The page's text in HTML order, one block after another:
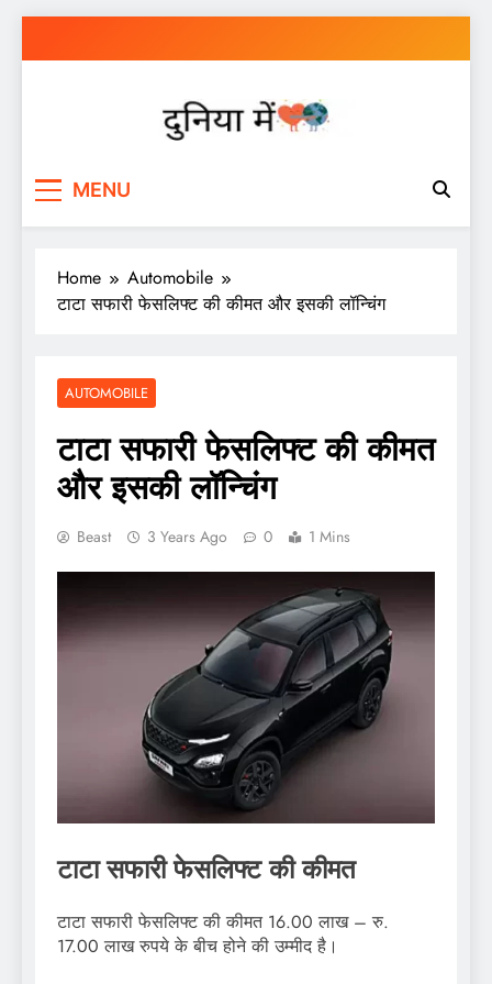
to
MENU
Home
Automobile
टाटा सफारी फेसलिफ्ट की कीमत और इसकी लॉन्चिंग
AUTOMOBILE
टाटा सफारी फेसलिफ्ट की कीमत
और इसकी लॉन्चिंग
Beast 3 Years Ago 0 1 Mins
टाटा सफारी फेसलिफ्ट की कीमत
टाटा सफारी फेसलिफ्ट की कीमत 16.00 लाख – रु.
17.00 लाख रुपये के बीच होने की उम्मीद है।